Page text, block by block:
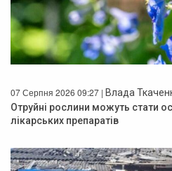
07 Серпня 2026 09:27 | Влада
Отруйні рослини можуть стати
лікарських препаратів